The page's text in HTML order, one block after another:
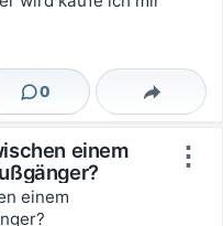
0
Kommentare Teilen
⋮
einem
einem